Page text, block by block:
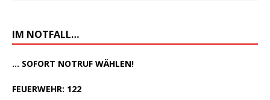
IM NOTFALL…
... SOFORT NOTRUF WÄHLEN!
FEUERWEHR: 122